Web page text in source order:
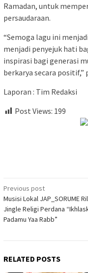
Ramadan, untuk
persaudaraan.
“Semoga lagu ini
menjadi penyejuk hati
inspirasi bagi generasi
berkarya secara positif,”
Laporan : Tim Redaksi
Post Views: 199
Post
navigation
Previous post
Musisi Lokal JAP_SORUME
Jingle Religi Perdana
Padamu Yaa Rabb”
RELATED POSTS